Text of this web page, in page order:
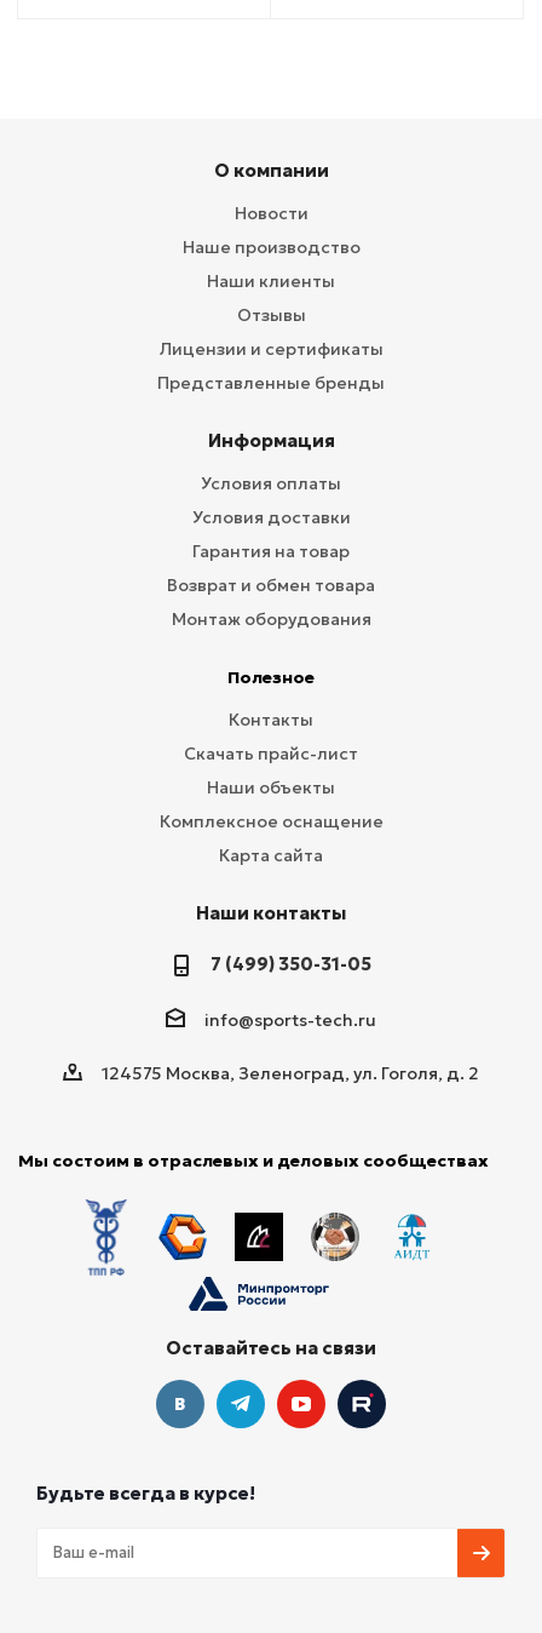
О компании
Новости
Наше производство
Наши клиенты
Отзывы
Лицензии и сертификаты
Представленные бренды
Информация
Условия оплаты
Условия доставки
Гарантия на товар
Возврат и обмен товара
Монтаж оборудования
Полезное
Контакты
Скачать прайс-лист
Наши объекты
Комплексное оснащение
Карта сайта
Наши контакты
7 (499) 350-31-05
info@sports-tech.ru
124575 Москва, Зеленоград, ул. Гоголя, д. 2
Мы состоим в отраслевых и деловых сообществах
Оставайтесь на связи
Будьте всегда в курсе!